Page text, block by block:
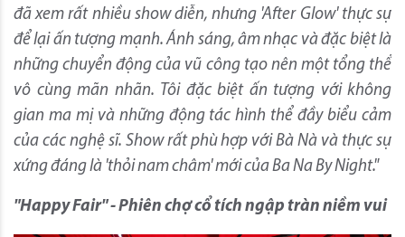
đã xem rất nhiều show diễn, nhưng 'After Glow' thực sự
để lại ấn tượng mạnh. Ánh sáng, âm nhạc và đặc biệt là
những chuyển động của vũ công tạo nên một tổng thể
vô cùng mãn nhãn. Tôi đặc biệt ấn tượng với không
gian ma mị và những động tác hình thể đầy biểu cảm
của các nghệ sĩ. Show rất phù hợp với Bà Nà và thực sự
xứng đáng là 'thỏi nam châm' mới của Ba Na By Night."
"Happy Fair" - Phiên chợ cổ tích ngập tràn niềm vui